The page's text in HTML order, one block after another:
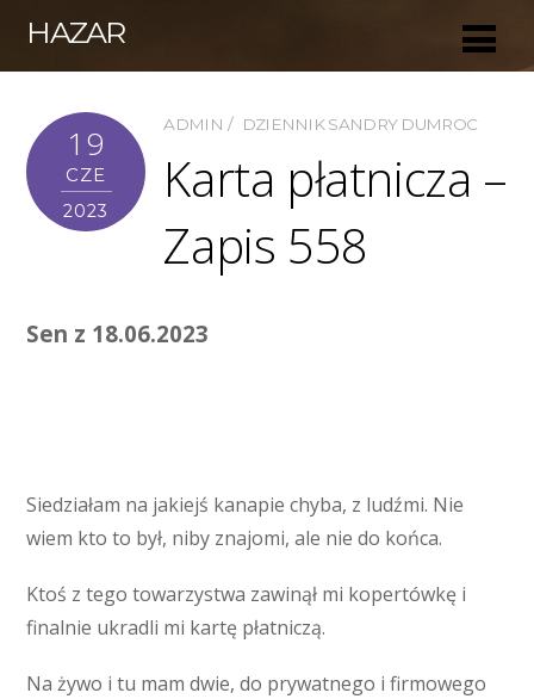
HAZAR
19
CZE
2023
ADMIN DZIENNIK SANDRY DUMROC
Karta płatnicza –
Zapis 558
Sen z 18.06.2023
Siedziałam na jakiejś kanapie chyba, z ludźmi. Nie
wiem kto to był, niby znajomi, ale nie do końca.
Ktoś z tego towarzystwa zawinął mi kopertówkę i
finalnie ukradli mi kartę płatniczą.
Na żywo i tu mam dwie, do prywatnego i firmowego